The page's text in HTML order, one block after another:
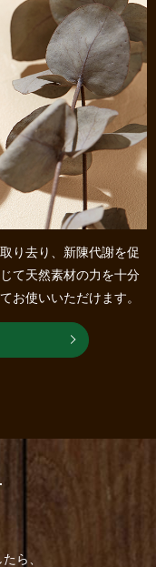
り去り、新陳代謝を促
て天然素材の力を十分
お使いいただけます。
ら、